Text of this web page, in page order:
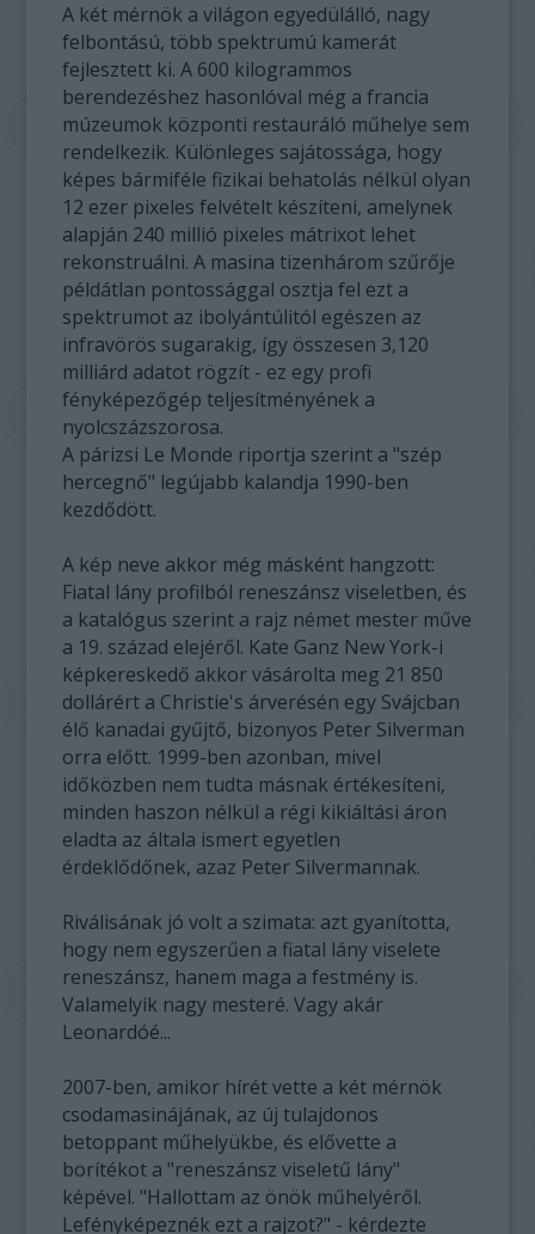
A két mérnök a világon egyedülálló, nagy
felbontású, több spektrumú kamerát
fejlesztett ki. A 600 kilogrammos
berendezéshez hasonlóval még a francia
múzeumok központi restauráló műhelye sem
rendelkezik. Különleges sajátossága, hogy
képes bármiféle fizikai behatolás nélkül olyan
12 ezer pixeles felvételt készíteni, amelynek
alapján 240 millió pixeles mátrixot lehet
rekonstruálni. A masina tizenhárom szűrője
példátlan pontossággal osztja fel ezt a
spektrumot az ibolyántúlitól egészen az
infravörös sugarakig, így összesen 3,120
milliárd adatot rögzít - ez egy profi
fényképezőgép teljesítményének a
nyolcszázszorosa.
A párizsi Le Monde riportja szerint a "szép
hercegnő" legújabb kalandja 1990-ben
kezdődött.
A kép neve akkor még másként hangzott:
Fiatal lány profilból reneszánsz viseletben, és
a katalógus szerint a rajz német mester műve
a 19. század elejéről. Kate Ganz New York-i
képkereskedő akkor vásárolta meg 21 850
dollárért a Christie's árverésén egy Svájcban
élő kanadai gyűjtő, bizonyos Peter Silverman
orra előtt. 1999-ben azonban, mivel
időközben nem tudta másnak értékesíteni,
minden haszon nélkül a régi kikiáltási áron
eladta az általa ismert egyetlen
érdeklődőnek, azaz Peter Silvermannak.
Riválisának jó volt a szimata: azt gyanította,
hogy nem egyszerűen a fiatal lány viselete
reneszánsz, hanem maga a festmény is.
Valamelyik nagy mesteré. Vagy akár
Leonardóé...
2007-ben, amikor hírét vette a két mérnök
csodamasinájának, az új tulajdonos
betoppant műhelyükbe, és elővette a
borítékot a "reneszánsz viseletű lány"
képével. "Hallottam az önök műhelyéről.
Lefényképeznék ezt a rajzot?" - kérdezte